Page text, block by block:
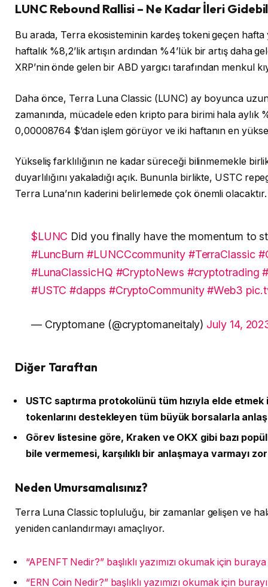
LUNC Rebound Rallisi – Ne Kadar İleri
Bu arada, Terra ekosisteminin kardeş tokeni geçen
haftalık %8,2’lik artışın ardından %4’lük bir artış daha
XRP’nin önde gelen bir ABD yargıcı tarafından menkul
Daha önce, Terra Luna Classic (LUNC) ay boyunca
zamanında, mücadele eden kripto para birimi hala aylık
0,00008764 $’dan işlem görüyor ve iki haftanın en
Yükseliş farklılığının ne kadar süreceği bilinmemekle
duyarlılığını yakaladığı açık. Bununla birlikte, USTC
Terra Luna’nın kaderini belirlemede çok önemli olacaktır.
$LUNC Did you finally have the momentum to
#LuncBurn #LUNCCcommunity #TerraClassic
#LunaClassicHQ #CryptoNews #cryptotrading
#USTC #dapps #CryptoCommunity #Web3
— Cryptomane (@cryptomaneitaly) July 14,
Diğer Taraftan
USTC saptırma protokolünü tüm hızıyla elde
tokenlarını destekleyen tüm büyük borsalarla
Görev listesine göre, Kraken ve OKX gibi bazı
bile vermemesi, karşılıklı bir anlaşmaya varmayı
Neden Umursamalısınız?
Terra Luna Classic topluluğu, bir zamanlar gelişen ve
yeniden canlandırmayı amaçlıyor.
“APENFT Nedir?” başlıklı yazımızı okumak için
“ERN Coin Nedir?” başlıklı yazımızı okumak için